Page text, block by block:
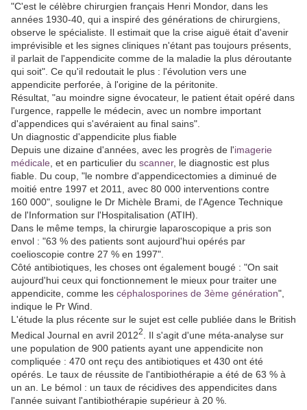
"C'est le célèbre chirurgien français Henri Mondor, dans les
années 1930-40, qui a inspiré des générations de chirurgiens,
observe le spécialiste. Il estimait que la crise aiguë était d'avenir
imprévisible et les signes cliniques n'étant pas toujours présents,
il parlait de l'appendicite comme de la maladie la plus déroutante
qui soit". Ce qu'il redoutait le plus : l'évolution vers une
appendicite perforée, à l'origine de la péritonite.
Résultat, "au moindre signe évocateur, le patient était opéré dans
l'urgence, rappelle le médecin, avec un nombre important
d'appendices qui s'avéraient au final sains".
Un diagnostic d'appendicite plus fiable
Depuis une dizaine d'années, avec les progrès de l'imagerie
médicale, et en particulier du scanner, le diagnostic est plus
fiable. Du coup, "le nombre d'appendicectomies a diminué de
moitié entre 1997 et 2011, avec 80 000 interventions contre
160 000", souligne le Dr Michèle Brami, de l'Agence Technique
de l'Information sur l'Hospitalisation (ATIH).
Dans le même temps, la chirurgie laparoscopique a pris son
envol : "63 % des patients sont aujourd'hui opérés par
coelioscopie contre 27 % en 1997".
Côté antibiotiques, les choses ont également bougé : "On sait
aujourd'hui ceux qui fonctionnement le mieux pour traiter une
appendicite, comme les céphalosporines de 3ème génération",
indique le Pr Wind.
L'étude la plus récente sur le sujet est celle publiée dans le British
Medical Journal en avril 20122
. Il s'agit d'une méta-analyse sur
une population de 900 patients ayant une appendicite non
compliquée : 470 ont reçu des antibiotiques et 430 ont été
opérés. Le taux de réussite de l'antibiothérapie a été de 63 % à
un an. Le bémol : un taux de récidives des appendicites dans
l'année suivant l'antibiothérapie supérieur à 20 %.